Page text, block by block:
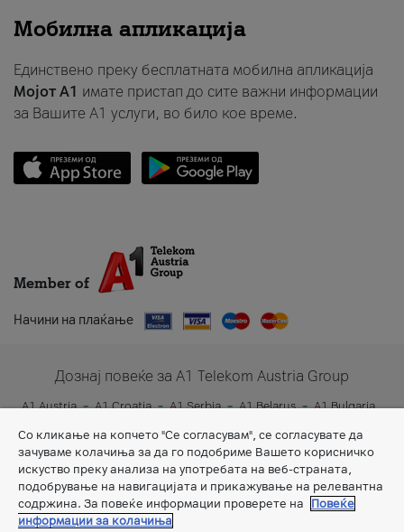
Мобилна апликација
Единствено преку бесплатната мобилна апликација
Мојот A1 имате пристап до сите важни информации
за Вашите A1 услуги, во било кое време.
Member of
Начини на плаќање
Дознај повеќе за A1 Telekom Austria Group
A1 Austria A1 Croatia A1 Serbia A1 Belarus
A1 Bulgaria
A1 Slovenia
A1 Digital
Со кликање на копчето "Се согласувам", се согласувате да
зачуваме колачиња за да го подобриме Вашето корисничко
искуство преку анализа на употребата на веб-страната,
подобрување на навигацијата и прикажување на релевантна
содржина. За повеќе информации проверете на
Повеќе
информации за колачиња